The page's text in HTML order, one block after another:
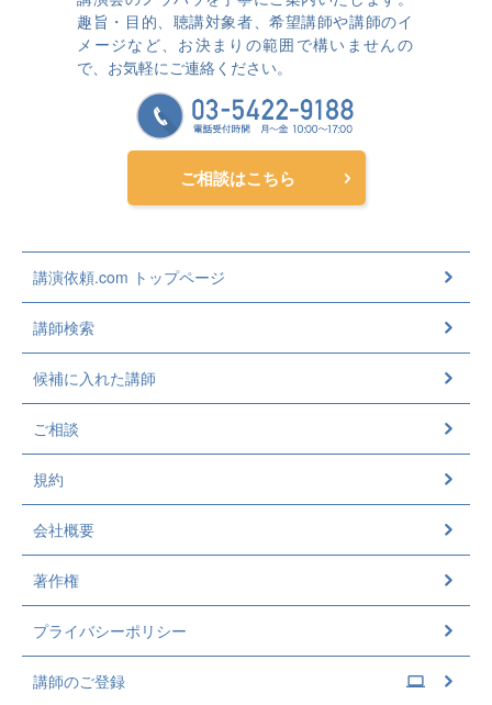
趣旨・目的、聴講対象者、希望講師や講師のイ
メージなど、お決まりの範囲で構いませんの
で、お気軽にご連絡ください。
ご相談はこちら
講演依頼.com トップページ
講師検索
候補に入れた講師
ご相談
規約
会社概要
著作権
プライバシーポリシー
講師のご登録